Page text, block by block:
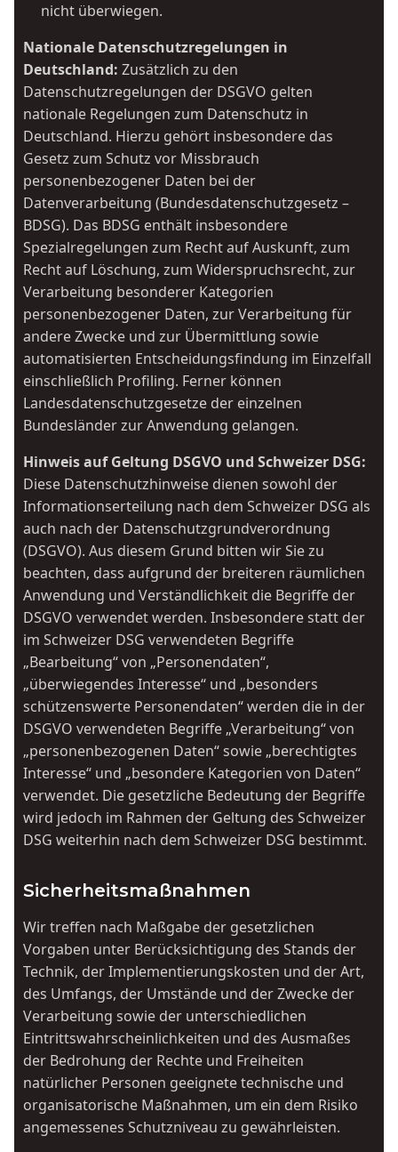
nicht überwiegen.
Nationale Datenschutzregelungen in
Deutschland: Zusätzlich zu den
Datenschutzregelungen der DSGVO gelten
nationale Regelungen zum Datenschutz in
Deutschland. Hierzu gehört insbesondere das
Gesetz zum Schutz vor Missbrauch
personenbezogener Daten bei der
Datenverarbeitung (Bundesdatenschutzgesetz –
BDSG). Das BDSG enthält insbesondere
Spezialregelungen zum Recht auf Auskunft, zum
Recht auf Löschung, zum Widerspruchsrecht, zur
Verarbeitung besonderer Kategorien
personenbezogener Daten, zur Verarbeitung für
andere Zwecke und zur Übermittlung sowie
automatisierten Entscheidungsfindung im Einzelfall
einschließlich Profiling. Ferner können
Landesdatenschutzgesetze der einzelnen
Bundesländer zur Anwendung gelangen.
Hinweis auf Geltung DSGVO und Schweizer DSG:
Diese Datenschutzhinweise dienen sowohl der
Informationserteilung nach dem Schweizer DSG als
auch nach der Datenschutzgrundverordnung
(DSGVO). Aus diesem Grund bitten wir Sie zu
beachten, dass aufgrund der breiteren räumlichen
Anwendung und Verständlichkeit die Begriffe der
DSGVO verwendet werden. Insbesondere statt der
im Schweizer DSG verwendeten Begriffe
„Bearbeitung“ von „Personendaten“,
„überwiegendes Interesse“ und „besonders
schützenswerte Personendaten“ werden die in der
DSGVO verwendeten Begriffe „Verarbeitung“ von
„personenbezogenen Daten“ sowie „berechtigtes
Interesse“ und „besondere Kategorien von Daten“
verwendet. Die gesetzliche Bedeutung der Begriffe
wird jedoch im Rahmen der Geltung des Schweizer
DSG weiterhin nach dem Schweizer DSG bestimmt.
Sicherheitsmaßnahmen
Wir treffen nach Maßgabe der gesetzlichen
Vorgaben unter Berücksichtigung des Stands der
Technik, der Implementierungskosten und der Art,
des Umfangs, der Umstände und der Zwecke der
Verarbeitung sowie der unterschiedlichen
Eintrittswahrscheinlichkeiten und des Ausmaßes
der Bedrohung der Rechte und Freiheiten
natürlicher Personen geeignete technische und
organisatorische Maßnahmen, um ein dem Risiko
angemessenes Schutzniveau zu gewährleisten.